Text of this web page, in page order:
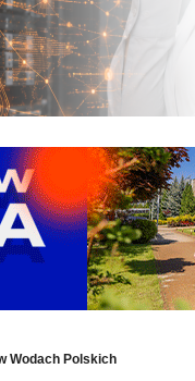
Wodach Polskich